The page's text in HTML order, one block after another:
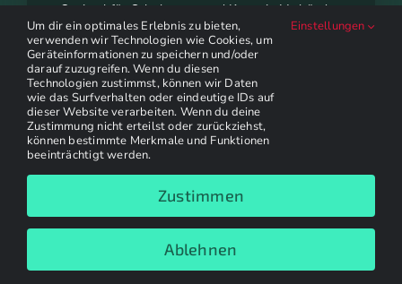
Optimal für Schulungen und Kurse in Verbänden
geeignet.
Erweiterbare Nutzung
Online-Zugriff und interaktive Inhalte machen das
Arbeitsheft flexibel einsetzbar.
Kaufen bei ebay
Um dir ein optimales Erlebnis zu bieten,
verwenden wir Technologien wie Cookies, um
Geräteinformationen zu speichern und/oder
darauf zuzugreifen. Wenn du diesen
Technologien zustimmst, können wir Daten
wie das Surfverhalten oder eindeutige IDs auf
dieser Website verarbeiten. Wenn du deine
Zustimmung nicht erteilst oder zurückziehst,
können bestimmte Merkmale und Funktionen
beeinträchtigt werden.
Einstellungen
Zustimmen
Ablehnen